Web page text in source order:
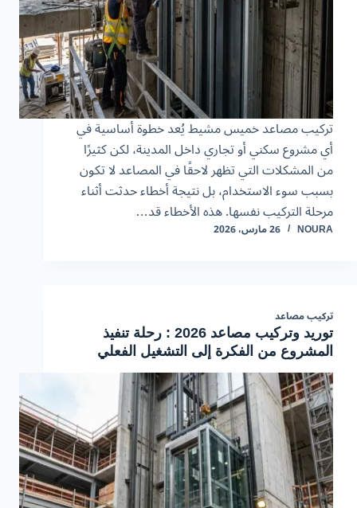
تركيب مصاعد خميس مشيط يُعد خطوة أساسية في
أي مشروع سكني أو تجاري داخل المدينة، لكن كثيرًا
من المشكلات التي تظهر لاحقًا في المصاعد لا تكون
بسبب سوء الاستخدام، بل نتيجة أخطاء حدثت أثناء
مرحلة التركيب نفسها. هذه الأخطاء قد…
NOURA 26 مارس، 2026
تركيب مصاعد
توريد وتركيب مصاعد 2026 : رحلة تنفيذ
المشروع من الفكرة إلى التشغيل الفعلي